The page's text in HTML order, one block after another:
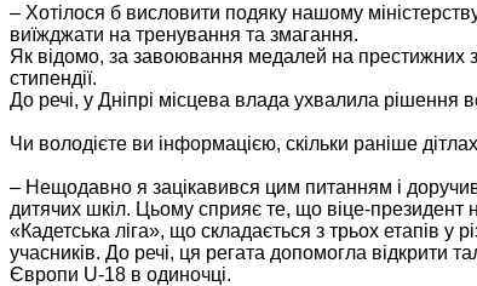
– Хотілося б висловити подяку нашому
виїжджати на тренування та змагання.
Як відомо, за завоювання медалей на престижних
стипендії.
До речі, у Дніпрі місцева влада ухвалила рішення
Чи володієте ви інформацією, скільки раніше
– Нещодавно я зацікавився цим питанням і
дитячих шкіл. Цьому сприяє те, що віце-президент
«Кадетська ліга», що складається з трьох етапів у
учасників. До речі, ця регата допомогла відкрити
Європи U-18 в одиночці.